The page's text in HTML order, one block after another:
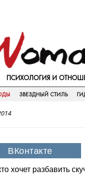
ПСИХОЛОГИЯ И
ЗВЕЗДНЫЙ СТИЛЬ
хочет разбавить